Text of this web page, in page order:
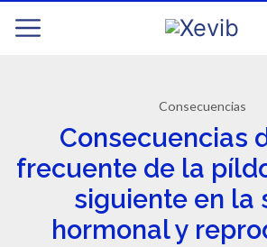
Consecuencias
Consecuencias
frecuente de la
siguiente en la
hormonal y